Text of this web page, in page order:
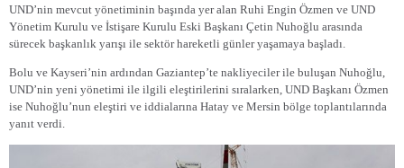
UND’nin mevcut yönetiminin başında yer alan Ruhi Engin Özmen ve UND
Yönetim Kurulu ve İstişare Kurulu Eski Başkanı Çetin Nuhoğlu arasında
sürecek başkanlık yarışı ile sektör hareketli günler yaşamaya başladı.
Bolu ve Kayseri’nin ardından Gaziantep’te nakliyeciler ile buluşan Nuhoğlu,
UND’nin yeni yönetimi ile ilgili eleştirilerini sıralarken, UND Başkanı Özmen
ise Nuhoğlu’nun eleştiri ve iddialarına Hatay ve Mersin bölge toplantılarında
yanıt verdi.